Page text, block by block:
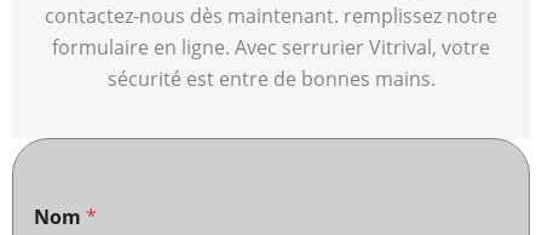
contactez-nous dès maintenant. remplissez notre
formulaire en ligne. Avec serrurier Vitrival, votre
sécurité est entre de bonnes mains.
Nom *